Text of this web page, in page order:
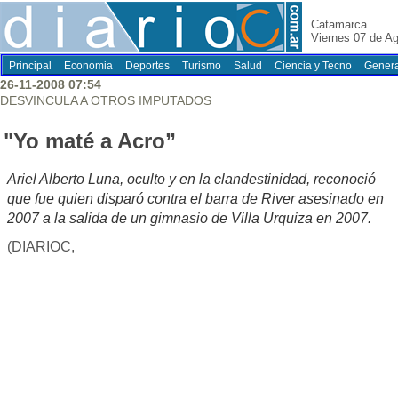
Catamarca
Viernes 07 de
Principal Economia Deportes Turismo Salud Ciencia y Tecno
26-11-2008 07:54
DESVINCULA A OTROS IMPUTADOS
"Yo maté a Acro”
Ariel Alberto Luna, oculto y en la clandestinidad, reconoció
que fue quien disparó contra el barra de River asesinado en
2007 a la salida de un gimnasio de Villa Urquiza en 2007.
(DIARIOC,